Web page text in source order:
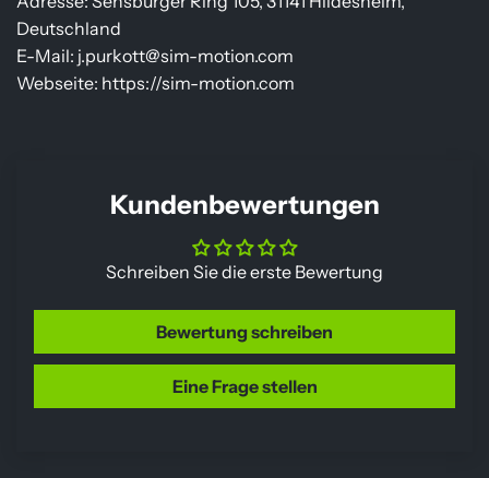
Deutschland
E-Mail: j.purkott@sim-motion.com
Webseite: https://sim-motion.com
Kundenbewertungen
Schreiben Sie die erste Bewertung
Bewertung schreiben
Eine Frage stellen